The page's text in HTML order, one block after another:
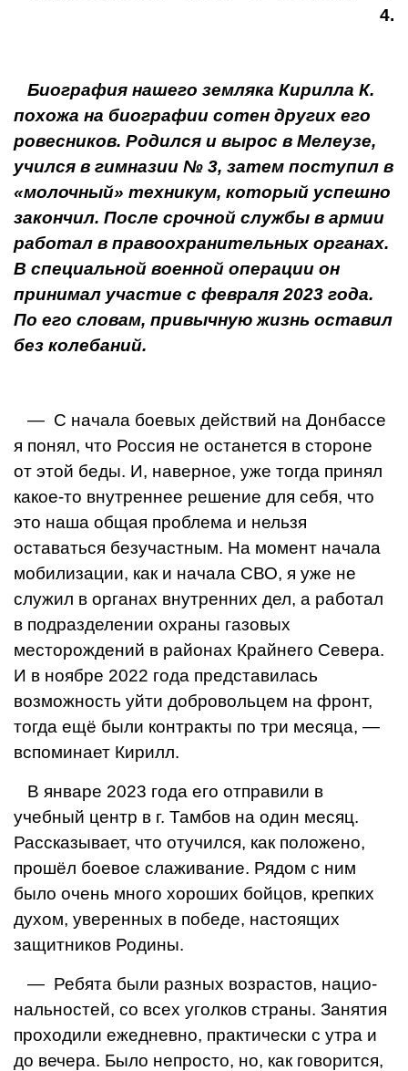
4.
Биография нашего земляка Кирилла К.
похожа на биографии сотен других его
ровесников. Родился и вырос в Мелеузе,
учился в гимназии № 3, затем поступил в
«молочный» техникум, который успешно
закончил. После срочной службы в армии
работал в правоохранительных органах.
В специальной военной операции он
принимал участие с февраля 2023 года.
По его словам, привычную жизнь оставил
без колебаний.
— С начала боевых действий на Донбассе
я понял, что Россия не останется в стороне
от этой беды. И, наверное, уже тогда принял
какое-то внутреннее решение для се­бя, что
это наша общая проблема и нель­зя
оставаться безучастным. На момент на­чала
мобилизации, как и начала СВО, я уже не
служил в органах внутренних дел, а работал
в подразделении охраны газовых
месторождений в районах Крайнего Севера.
И в ноябре 2022 года представи­лась
возможность уйти добровольцем на фронт,
тогда ещё были контракты по три месяца, —
вспоминает Кирилл.
В январе 2023 года его отправили в
учебный центр в г. Тамбов на один месяц.
Рассказывает, что отучился, как положено,
прошёл боевое слаживание. Рядом с ним
было очень много хороших бойцов, креп­ких
духом, уверенных в победе, настоящих
защитников Родины.
— Ребята были разных возрастов, нацио­
нальностей, со всех уголков страны. Заня­тия
проходили ежедневно, практически с утра и
до вечера. Было непросто, но, как говорится,